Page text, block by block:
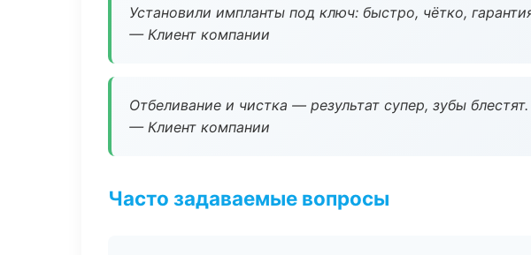
Установили импланты под ключ: быстро, чётко,
— Клиент компании
Отбеливание и чистка — результат супер, зубы
— Клиент компании
Часто задаваемые вопросы